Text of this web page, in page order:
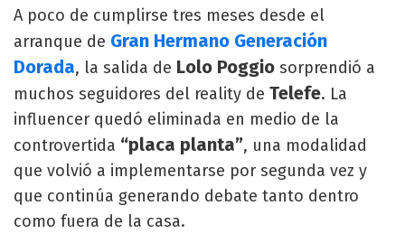
A poco de cumplirse tres meses desde el
arranque de Gran Hermano Generación
Dorada, la salida de Lolo Poggio sorprendió a
muchos seguidores del reality de Telefe. La
influencer quedó eliminada en medio de la
controvertida “placa planta”, una modalidad
que volvió a implementarse por segunda vez y
que continúa generando debate tanto dentro
como fuera de la casa.